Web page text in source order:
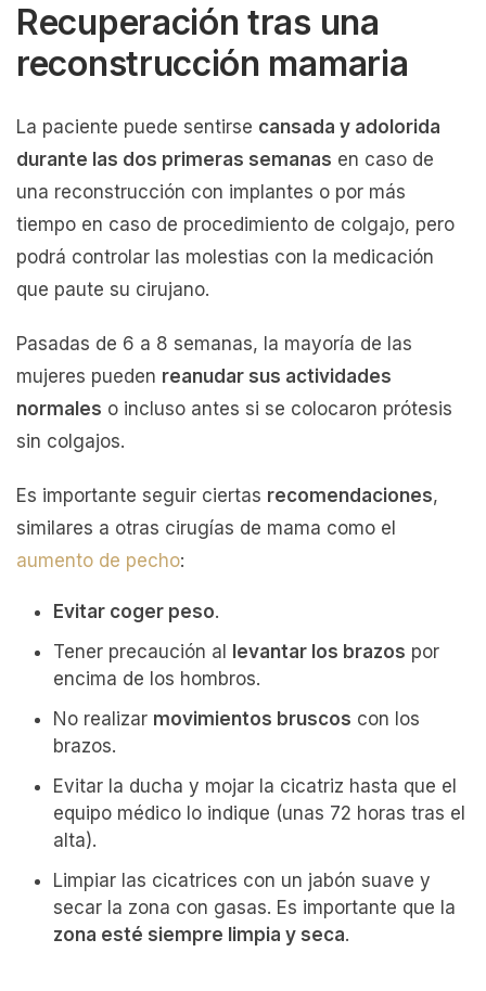
Recuperación tras una
reconstrucción mamaria
La paciente puede sentirse cansada y adolorida
durante las dos primeras semanas en caso de
una reconstrucción con implantes o por más
tiempo en caso de procedimiento de colgajo, pero
podrá controlar las molestias con la medicación
que paute su cirujano.
Pasadas de 6 a 8 semanas, la mayoría de las
mujeres pueden reanudar sus actividades
normales o incluso antes si se colocaron prótesis
sin colgajos.
Es importante seguir ciertas recomendaciones,
similares a otras cirugías de mama como el
aumento de pecho:
Evitar coger peso.
Tener precaución al
levantar los brazos por
encima de los hombros.
No realizar movimientos bruscos con los
brazos.
Evitar la ducha y mojar la cicatriz hasta que el
equipo médico lo indique (unas 72 horas tras el
alta).
Limpiar las cicatrices con un jabón suave y
secar la zona con gasas. Es importante que la
zona esté siempre limpia y seca.